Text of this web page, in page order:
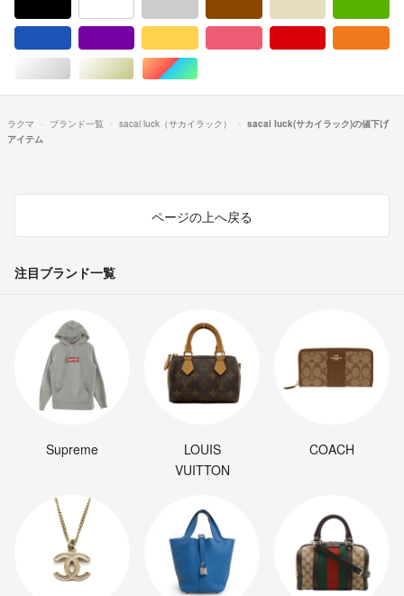
シルバー/銀色系ゴールド/金色系マルチカラー
ラクマ ブランド一覧 sacai luck（サカイラック）
sacai luck(サカイラック)の値下げ
アイテム
ページの上へ戻る
注目ブランド一覧
Supreme
LOUIS
VUITTON
COACH